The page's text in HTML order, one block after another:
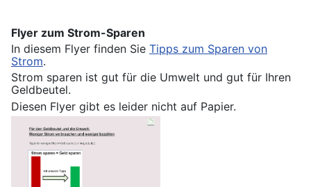
Flyer zum Strom-Sparen
In diesem Flyer finden Sie Tipps zum Sparen von
Strom.
Strom sparen ist gut für die Umwelt und gut für Ihren
Geldbeutel.
Diesen Flyer gibt es leider nicht auf Papier.